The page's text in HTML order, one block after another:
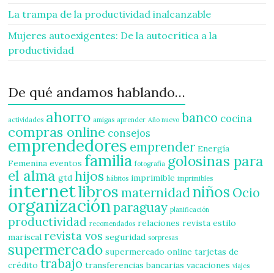
La trampa de la productividad inalcanzable
Mujeres autoexigentes: De la autocrítica a la
productividad
De qué andamos hablando…
actividades ahorro amigas aprender Año nuevo banco cocina
compras online consejos
emprendedores emprender Energía
Femenina eventos familia fotografía golosinas para
el alma gtd hijos hábitos imprimible imprimibles
internetlibros maternidadniños Ocio
organizaciónparaguay planificación
productividad recomendados relaciones revista estilo
mariscal revista vos seguridad sorpresas
supermercado supermercado online tarjetas de
crédito trabajo transferencias bancarias vacaciones viajes